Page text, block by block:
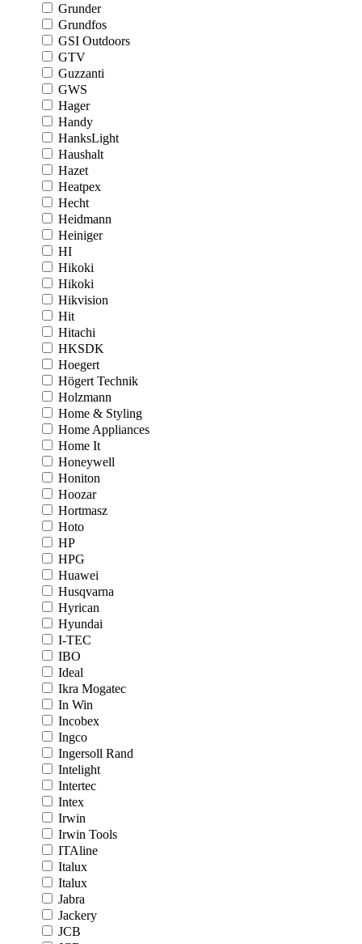
Grunder
Grundfos
GSI Outdoors
GTV
Guzzanti
GWS
Hager
Handy
HanksLight
Haushalt
Hazet
Heatpex
Hecht
Heidmann
Heiniger
HI
Hikoki
Hikoki
Hikvision
Hit
Hitachi
HKSDK
Hoegert
Högert Technik
Holzmann
Home & Styling
Home Appliances
Home It
Honeywell
Honiton
Hoozar
Hortmasz
Hoto
HP
HPG
Huawei
Husqvarna
Hyrican
Hyundai
I-TEC
IBO
Ideal
Ikra Mogatec
In Win
Incobex
Ingco
Ingersoll Rand
Intelight
Intertec
Intex
Irwin
Irwin Tools
ITAline
Italux
Italux
Jabra
Jackery
JCB